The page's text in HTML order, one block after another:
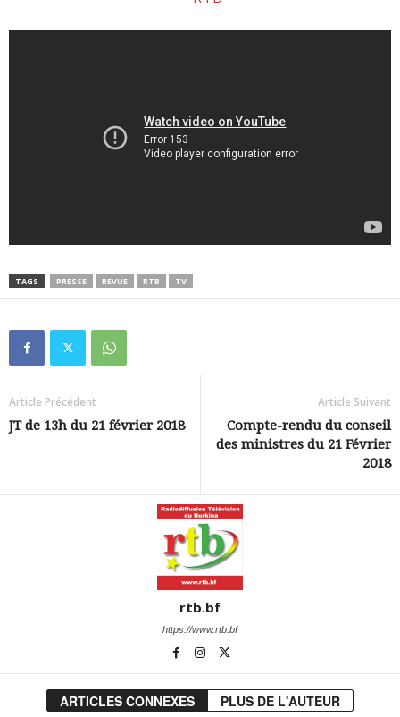
TAGS PRESSE REVUE RTB TV
Article Précédent
JT de 13h du 21 février 2018
Article Suivant
Compte-rendu du conseil
des ministres du 21 Février
2018
rtb.bf
https://www.rtb.bf
ARTICLES CONNEXES PLUS DE L'AUTEUR